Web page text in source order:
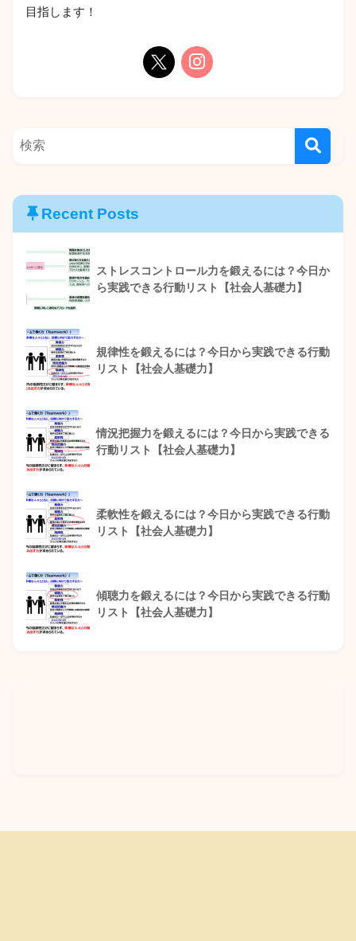
目指します！
Recent Posts
ストレスコントロール力を鍛えるには？今日か
ら実践できる行動リスト【社会人基礎力】
規律性を鍛えるには？今日から実践できる行動
リスト【社会人基礎力】
情況把握力を鍛えるには？今日から実践できる
行動リスト【社会人基礎力】
柔軟性を鍛えるには？今日から実践できる行動
リスト【社会人基礎力】
傾聴力を鍛えるには？今日から実践できる行動
リスト【社会人基礎力】